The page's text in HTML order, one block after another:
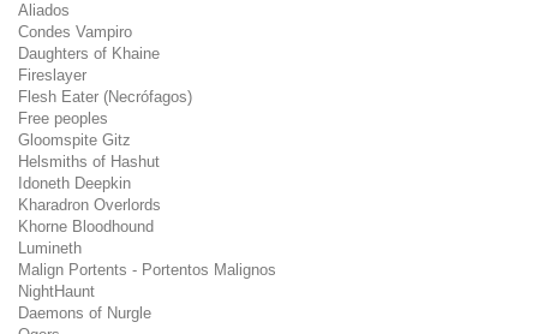
Aliados
Condes Vampiro
Daughters of Khaine
Fireslayer
Flesh Eater (Necrófagos)
Free peoples
Gloomspite Gitz
Helsmiths of Hashut
Idoneth Deepkin
Kharadron Overlords
Khorne Bloodhound
Lumineth
Malign Portents - Portentos Malignos
NightHaunt
Daemons of Nurgle